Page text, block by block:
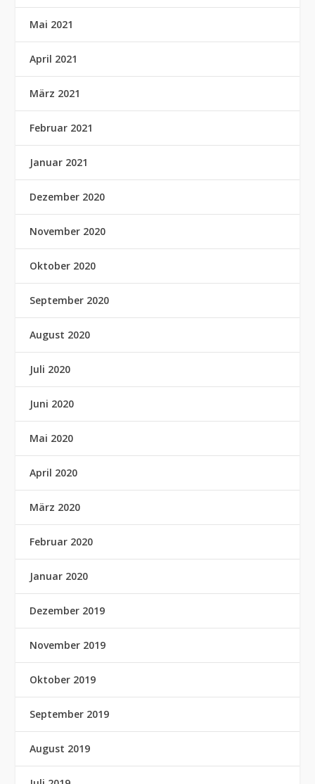
Mai 2021
April 2021
März 2021
Februar 2021
Januar 2021
Dezember 2020
November 2020
Oktober 2020
September 2020
August 2020
Juli 2020
Juni 2020
Mai 2020
April 2020
März 2020
Februar 2020
Januar 2020
Dezember 2019
November 2019
Oktober 2019
September 2019
August 2019